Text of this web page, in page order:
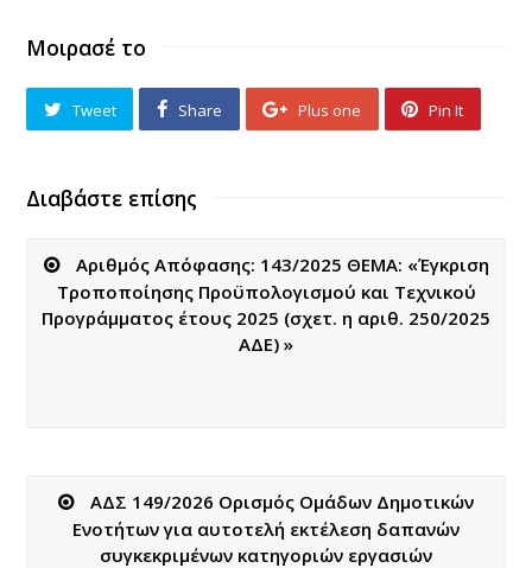
Μοιρασέ το
Tweet Share Plus one Pin It
Διαβάστε επίσης
Αριθμός Απόφασης: 143/2025 ΘΕΜΑ: «Έγκριση
Τροποποίησης Προϋπολογισμού και Τεχνικού
Προγράμματος έτους 2025 (σχετ. η αριθ. 250/2025
ΑΔΕ) »
ΑΔΣ 149/2026 Ορισμός Ομάδων Δημοτικών
Ενοτήτων για αυτοτελή εκτέλεση δαπανών
συγκεκριμένων κατηγοριών εργασιών